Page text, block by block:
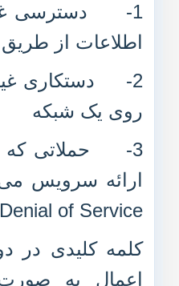
1- دسترسی
اطلاعات از
2- دستکاری
روی یک شبکه
3- حملاتی که
ارائه سرویس
Denial of Service نام دارند.
کلمه کلیدی در
اعمال به